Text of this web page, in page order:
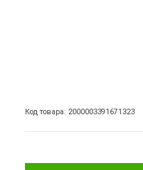
Код товара: 2000003391671323